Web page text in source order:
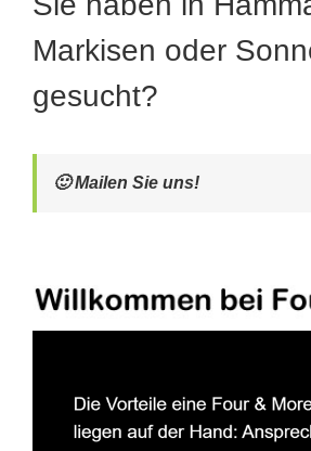
Markisen oder
gesucht?
🙂 Mailen Sie uns!